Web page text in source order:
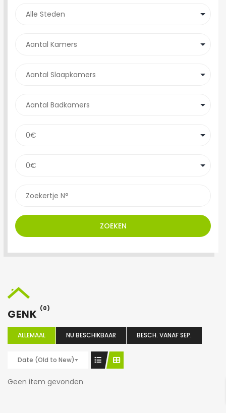
ZOEKEN
GENK (0)
ALLEMAAL NU BESCHIKBAAR BESCH. VANAF SEP.
Date (Old to New)
Geen item gevonden